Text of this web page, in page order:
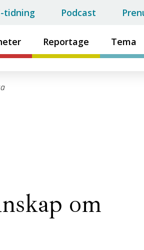
Reportage Tema
tidning Podcast
om